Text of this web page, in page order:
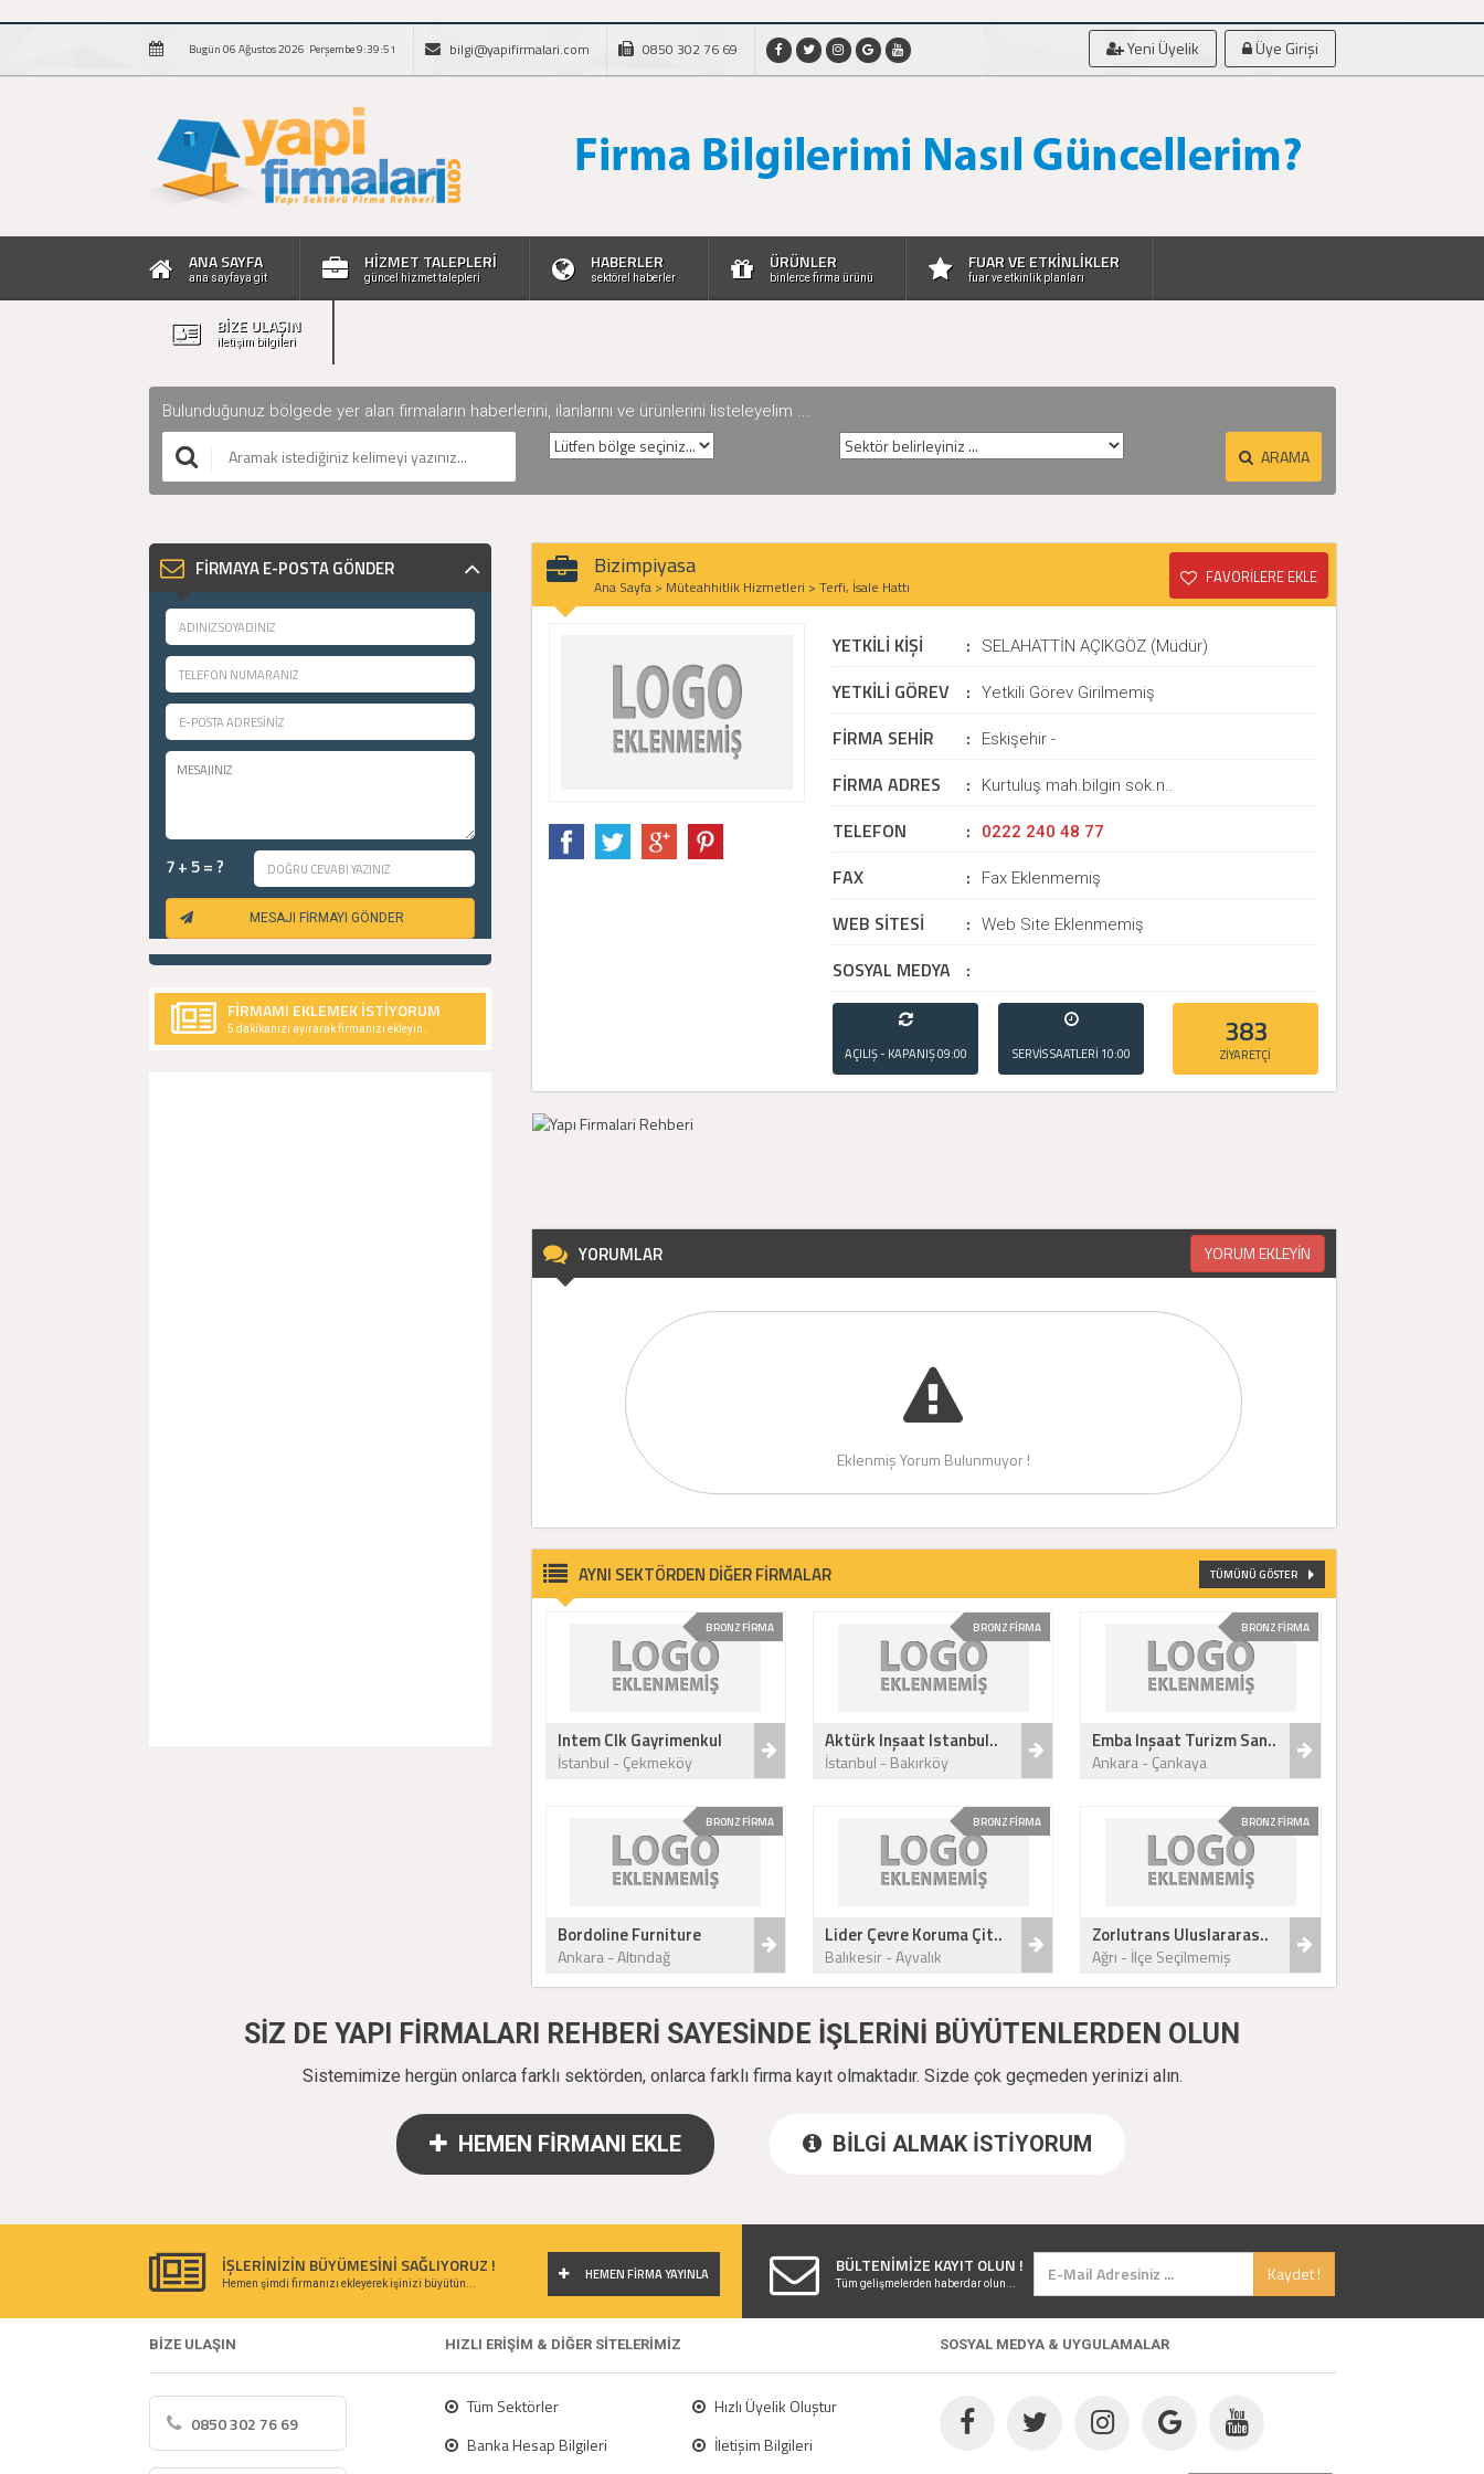
Bugün 06 Ağustos 2026 Perşembe 9:39:52 bilgi@yapifirmalari.com 0850 302 76 69 Yeni Üyelik Üye Girişi
ANA SAYFA
ana sayfaya git
HİZMET TALEPLERİ
güncel hizmet talepleri
HABERLER
sektörel haberler
ÜRÜNLER
binlerce firma ürünü
FUAR VE ETKİNLİKLER
fuar ve etkinlik planları
BİZE ULAŞIN
iletişim bilgileri
Bulunduğunuz bölgede yer alan firmaların haberlerini, ilanlarını ve ürünlerini listeleyelim ...
ARAMA
FİRMAYA E-POSTA GÖNDER
7 + 5 = ?
MESAJI FİRMAYI GÖNDER
FİRMAMI EKLEMEK İSTİYORUM
5 dakikanızı ayırarak firmanızı ekleyin..
Bizimpiyasa
Ana Sayfa > Müteahhitlik Hizmetleri > Terfi, İsale Hattı FAVORİLERE EKLE
YETKİLİ KİŞİ : SELAHATTİN AÇIKGÖZ (Müdür)
YETKİLİ GÖREV : Yetkili Görev Girilmemiş
FİRMA SEHİR : Eskişehir -
FİRMA ADRES : Kurtuluş mah.bilgin sok.n..
TELEFON : 0222 240 48 77
FAX : Fax Eklenmemiş
WEB SİTESİ : Web Site Eklenmemiş
SOSYAL MEDYA :
AÇILIŞ - KAPANIŞ09:00
- 21:00
SERVİS SAATLERİ 10:00
- 20:00
383
ZİYARETÇİ
YORUMLAR YORUM EKLEYİN
Eklenmiş Yorum Bulunmuyor !
AYNI SEKTÖRDEN DİĞER FİRMALAR TÜMÜNÜ GÖSTER
BRONZ FİRMA
Intem Clk Gayrimenkul
İstanbul - Çekmeköy
BRONZ FİRMA
Aktürk Inşaat Istanbul..
İstanbul - Bakırköy
BRONZ FİRMA
Emba Inşaat Turizm San..
Ankara - Çankaya
BRONZ FİRMA
Bordoline Furniture
Ankara - Altındağ
BRONZ FİRMA
Lider Çevre Koruma Çit..
Balıkesir - Ayvalık
BRONZ FİRMA
Zorlutrans Uluslararas..
Ağrı - İlçe Seçilmemiş
SİZ DE YAPI FİRMALARI REHBERİ SAYESİNDE İŞLERİNİ BÜYÜTENLERDEN OLUN
Sistemimize hergün onlarca farklı sektörden, onlarca farklı firma kayıt olmaktadır. Sizde çok geçmeden yerinizi alın.
HEMEN FİRMANI EKLE BİLGİ ALMAK İSTİYORUM
İŞLERİNİZİN BÜYÜMESİNİ SAĞLIYORUZ ! HEMEN FİRMA YAYINLA
Hemen şimdi firmanızı ekleyerek işinizi büyütün...
BÜLTENİMİZE KAYIT OLUN ! Kaydet !
Tüm gelişmelerden haberdar olun...
BİZE ULAŞIN HIZLI ERİŞİM & DİĞER SİTELERİMİZ SOSYAL MEDYA & UYGULAMALAR
0850 302 76 69
Tüm Sektörler
Hızlı Üyelik Oluştur
Banka Hesap Bilgileri
İletişim Bilgileri